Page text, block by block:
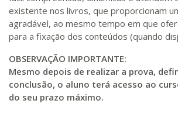
existente nos livros, que proporcionam
agradável, ao mesmo tempo em que
para a fixação dos conteúdos (quando
OBSERVAÇÃO IMPORTANTE:
Mesmo depois de realizar a prova,
conclusão, o aluno terá acesso ao
do seu prazo máximo.